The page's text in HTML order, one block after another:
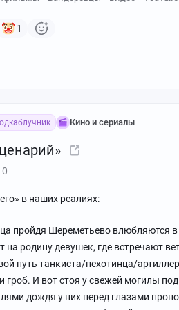
1
Кино и сериалы
0
в наших реалиях:
пройдя Шереметьево влюбляются в
на родину девушек, где встречают
путь танкиста/пехотинца/
гроб. И вот стоя у свежей могилы
дождя у них перед глазами